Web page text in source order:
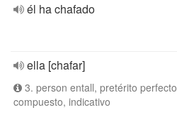
él ha chafado
ella [chafar]
3. person entall, pretérito perfecto
compuesto, indicativo